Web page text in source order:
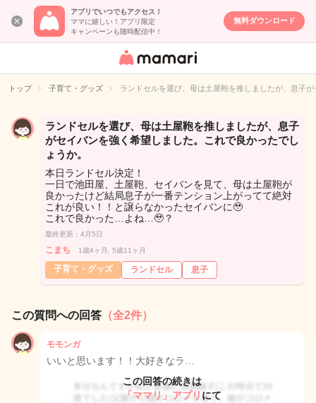
アプリでいつでもアクセス！
ママに嬉しい！アプリ限定
キャンペーンも随時配信中！
無料ダウンロード
女性専用匿名QA
イト
トップ 子育て・グッズ ランドセルを選び、母は土屋鞄を推しましたが、息子
ランドセルを選び、母は土屋鞄を推しましたが、息子
がセイバンを強く希望しました。これで良かったでし
ょうか。
本日ランドセル決定！
一日で池田屋、土屋鞄、セイバンを見て、母は土屋鞄が
良かったけど結局息子が一番テンション上がってて絶対
これが良い！！と譲らなかったセイバンに🥹
これで良かった…よね…🥹？
最終更新：4月5日
こまち 1歳4ヶ月, 5歳11ヶ月
子育て・グッズ ランドセル 息子
この質問への回答 （全2件）
モモンガ
いいと思います！！大好きなラ…
この回答の続きは
「ママリ」アプリ にて